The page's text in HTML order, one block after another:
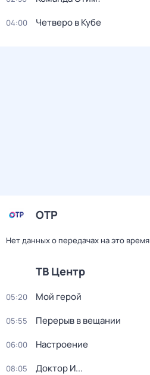
04:00 Четверо в Кубе
ОТР
Нет данных о передачах на это время
ТВ Центр
05:20 Мой герой
05:55 Перерыв в вещании
06:00 Настроение
08:05 Доктор И...